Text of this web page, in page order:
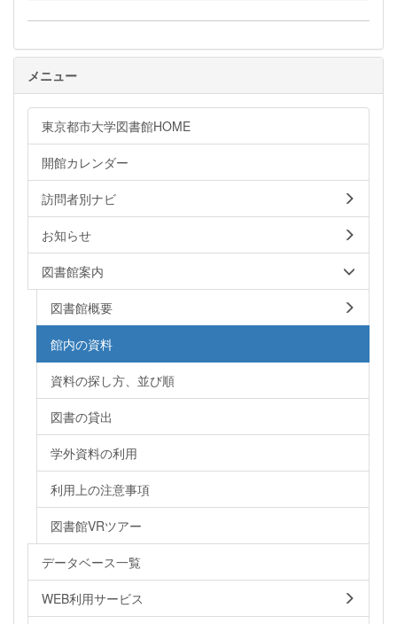
メニュー
東京都市大学図書館HOME
開館カレンダー
訪問者別ナビ
お知らせ
図書館案内
図書館概要
館内の資料
資料の探し方、並び順
図書の貸出
学外資料の利用
利用上の注意事項
図書館VRツアー
データベース一覧
WEB利用サービス